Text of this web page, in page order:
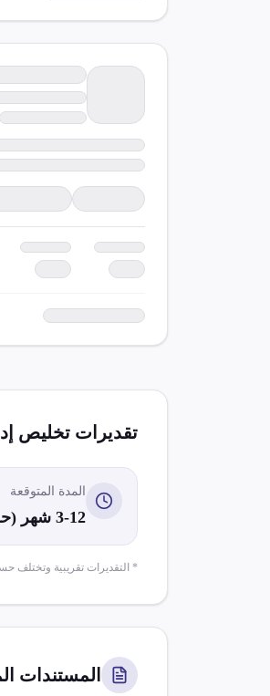
تقديرات تخليص
المدة المتوقعة
3-12 شهر (حسب المشروع)
* التقديرات تقريبية وتختلف
المستندات